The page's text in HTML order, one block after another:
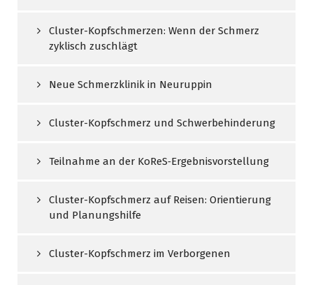
Cluster-Kopfschmerzen: Wenn der Schmerz
zyklisch zuschlägt
Neue Schmerzklinik in Neuruppin
Cluster-Kopfschmerz und Schwerbehinderung
Teilnahme an der KoReS‑Ergebnisvorstellung
Cluster-Kopfschmerz auf Reisen: Orientierung
und Planungshilfe
Cluster-Kopfschmerz im Verborgenen